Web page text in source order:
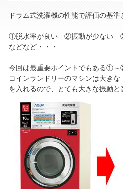
ドラム式洗濯機の性能で評価の基準
①脱水率が良い ②振動が少ない
などなど・・・
今回は最重要ポイントでもある①～
コインランドリーのマシンは大き
を入れるので、とても大きな振動と